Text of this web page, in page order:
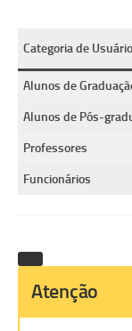
Categoria de
Alunos de
Alunos de Pós-
Professores
Funcionários
Atenção